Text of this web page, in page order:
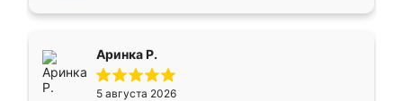
Аринка Р.
5 августа 2026